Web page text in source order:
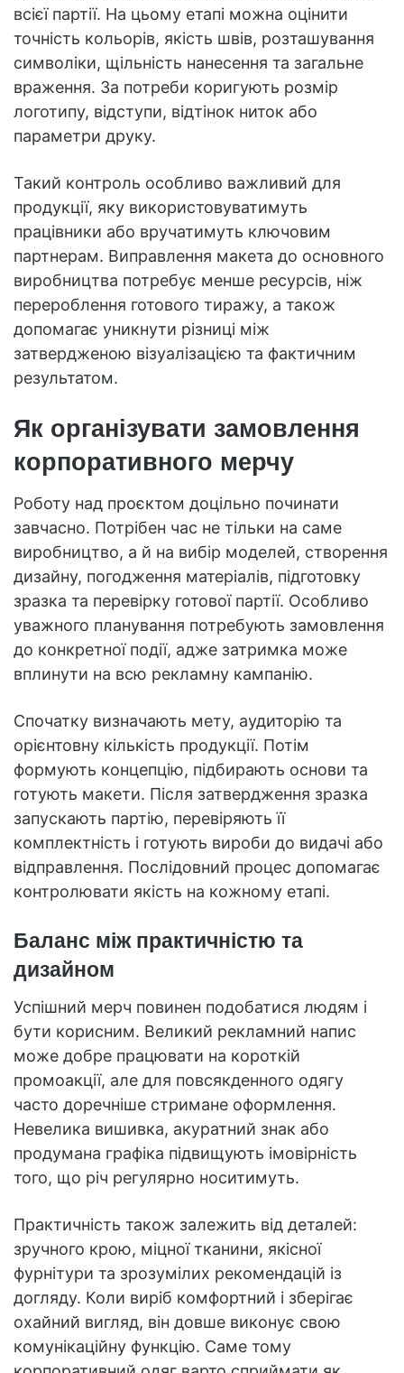
всієї партії. На цьому етапі можна оцінити
точність кольорів, якість швів, розташування
символіки, щільність нанесення та загальне
враження. За потреби коригують розмір
логотипу, відступи, відтінок ниток або
параметри друку.
Такий контроль особливо важливий для
продукції, яку використовуватимуть
працівники або вручатимуть ключовим
партнерам. Виправлення макета до основного
виробництва потребує менше ресурсів, ніж
перероблення готового тиражу, а також
допомагає уникнути різниці між
затвердженою візуалізацією та фактичним
результатом.
Як організувати замовлення
корпоративного мерчу
Роботу над проєктом доцільно починати
завчасно. Потрібен час не тільки на саме
виробництво, а й на вибір моделей, створення
дизайну, погодження матеріалів, підготовку
зразка та перевірку готової партії. Особливо
уважного планування потребують замовлення
до конкретної події, адже затримка може
вплинути на всю рекламну кампанію.
Спочатку визначають мету, аудиторію та
орієнтовну кількість продукції. Потім
формують концепцію, підбирають основи та
готують макети. Після затвердження зразка
запускають партію, перевіряють її
комплектність і готують вироби до видачі або
відправлення. Послідовний процес допомагає
контролювати якість на кожному етапі.
Баланс між практичністю та
дизайном
Успішний мерч повинен подобатися людям і
бути корисним. Великий рекламний напис
може добре працювати на короткій
промоакції, але для повсякденного одягу
часто доречніше стримане оформлення.
Невелика вишивка, акуратний знак або
продумана графіка підвищують імовірність
того, що річ регулярно носитимуть.
Практичність також залежить від деталей:
зручного крою, міцної тканини, якісної
фурнітури та зрозумілих рекомендацій із
догляду. Коли виріб комфортний і зберігає
охайний вигляд, він довше виконує свою
комунікаційну функцію. Саме тому